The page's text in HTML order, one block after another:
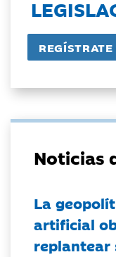
Noticias
La
artificial
replantear